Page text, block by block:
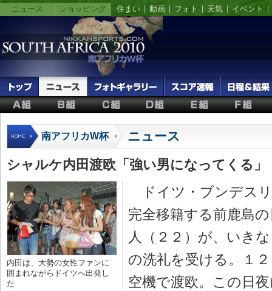
ニュース ショッピング 住まい 動画 フォト 天気 イベント
南アフリカW杯 ニュース
シャルケ内田渡欧「強い男になってくる」
内田は、大勢の女性ファンに
囲まれながらドイツへ出発し
た
ドイツ・ブンデス
完全移籍する前鹿島
人（２２）が、いき
の洗礼を受ける。１
空機で渡欧。この日